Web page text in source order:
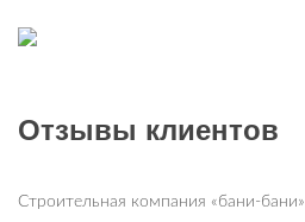
Отзывы клиентов
Строительная компания «бани-бани»